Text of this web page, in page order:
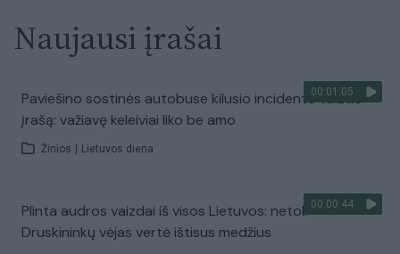
Naujausi įrašai
00:01:05
Paviešino sostinės autobuse kilusio incidento vaizdo
įrašą: važiavę keleiviai liko be amo
Žinios Lietuvos diena
00:00:44
Plinta audros vaizdai iš visos Lietuvos: netoli
Druskininkų vėjas vertė ištisus medžius